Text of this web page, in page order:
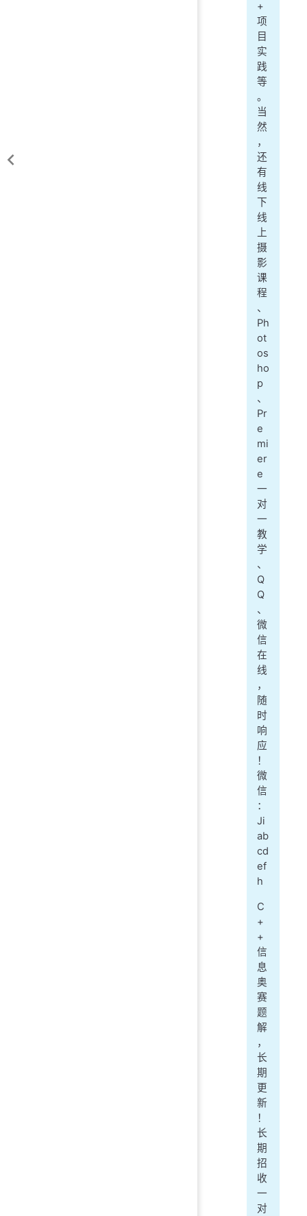
+
项
目
实
践
等
。
当
然
，
还
有
线
下
线
上
摄
影
课
程
、
Ph
ot
os
ho
p
、
Pr
e
mi
er
e
一
对
一
教
学
、
Q
Q
、
微
信
在
线
，
随
时
响
应
！
微
信
：
Ji
ab
cd
ef
h
C
+
+
信
息
奥
赛
题
解
，
长
期
更
新
！
长
期
招
收
一
对